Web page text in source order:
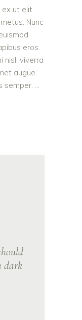
ex ut elit
Nunc
eros.
nisl, viverra
augue.
semper.
dark